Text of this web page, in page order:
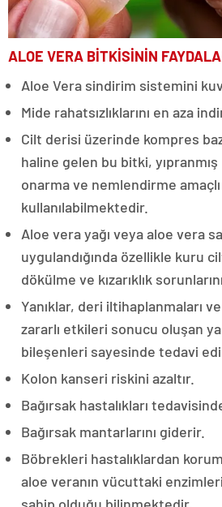
ALOE VERA BİTKİSİNİN
Aloe Vera sindirim sistemini
Mide rahatsızlıklarını en aza
Cilt derisi üzerinde kompres
haline gelen bu bitki,
onarma ve nemlendirme
kullanılabilmektedir.
Aloe vera yağı veya aloe vera
uygulandığında özellikle kuru
dökülme ve kızarıklık
Yanıklar, deri iltihaplanmaları ve
zararlı etkileri sonucu oluşan
bileşenleri sayesinde tedavi
Kolon kanseri riskini azaltır.
Bağırsak hastalıkları
Bağırsak mantarlarını giderir.
Böbrekleri hastalıklardan
aloe veranın vücuttaki
sahip olduğu bilinmektedir.